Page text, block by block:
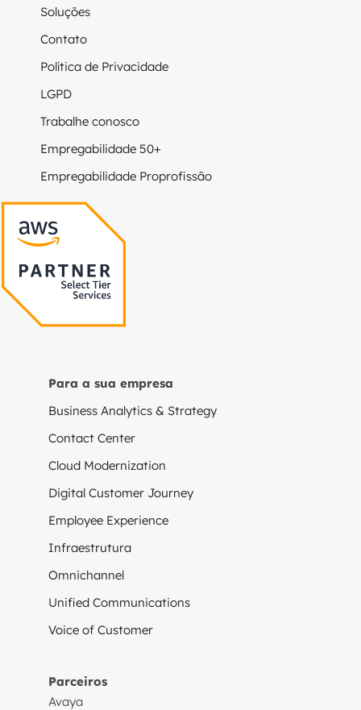
Soluções
Contato
Política de Privacidade
LGPD
Trabalhe conosco
Empregabilidade 50+
Empregabilidade Proprofissão
Para a sua empresa
Business Analytics & Strategy
Contact Center
Cloud Modernization
Digital Customer Journey
Employee Experience
Infraestrutura
Omnichannel
Unified Communications
Voice of Customer
Parceiros
Avaya